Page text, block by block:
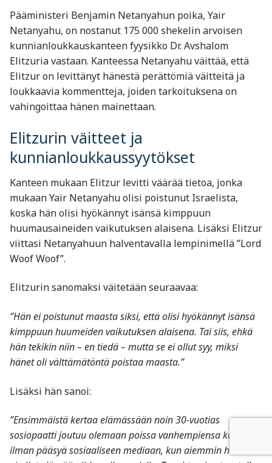
Pääministeri Benjamin Netanyahun poika, Yair
Netanyahu, on nostanut 175 000 shekelin arvoisen
kunnianloukkauskanteen fyysikko Dr. Avshalom
Elitzuria vastaan. Kanteessa Netanyahu väittää, että
Elitzur on levittänyt hänestä perättömiä väitteitä ja
loukkaavia kommentteja, joiden tarkoituksena on
vahingoittaa hänen mainettaan.
Elitzurin väitteet ja
kunnianloukkaussyytökset
Kanteen mukaan Elitzur levitti väärää tietoa, jonka
mukaan Yair Netanyahu olisi poistunut Israelista,
koska hän olisi hyökännyt isänsä kimppuun
huumausaineiden vaikutuksen alaisena. Lisäksi Elitzur
viittasi Netanyahuun halventavalla lempinimellä ”Lord
Woof Woof”.
Elitzurin sanomaksi väitetään seuraavaa:
”Hän ei poistunut maasta siksi, että olisi hyökännyt isänsä
kimppuun huumeiden vaikutuksen alaisena. Tai siis, ehkä
hän tekikin niin – en tiedä – mutta se ei ollut syy, miksi
hänet oli välttämätöntä poistaa maasta.”
Lisäksi hän sanoi:
”Ensimmäistä kertaa elämässään noin 30-vuotias
sosiopaatti joutuu olemaan poissa vanhempiensa kodista
ilman pääsyä sosiaaliseen mediaan, kun aiemmin hänellä